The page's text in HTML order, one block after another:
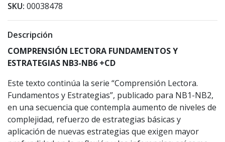
SKU: 00038478
Descripción
COMPRENSIÓN LECTORA FUNDAMENTOS Y
ESTRATEGIAS NB3-NB6 +CD
Este texto continúa la serie “Comprensión Lectora.
Fundamentos y Estrategias”, publicado para NB1-NB2,
en una secuencia que contempla aumento de niveles de
complejidad, refuerzo de estrategias básicas y
aplicación de nuevas estrategias que exigen mayor